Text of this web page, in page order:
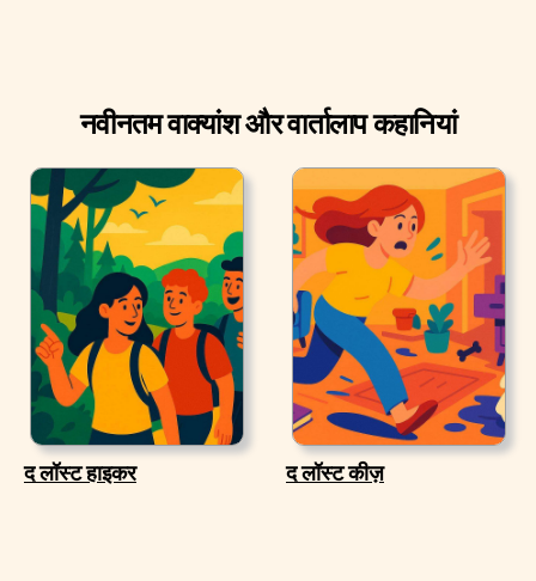
नवीनतम वाक्यांश और वार्तालाप कहानियां
द लॉस्ट हाइकर द लॉस्ट कीज़